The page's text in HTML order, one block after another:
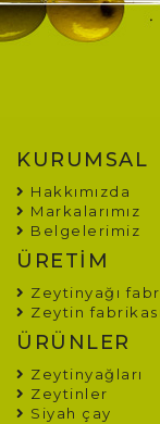
KURUMSAL
Hakkımızda
Markalarımız
Belgelerimiz
ÜRETİM
Zeytinyağı
Zeytin fabrikası
ÜRÜNLER
Zeytinyağları
Zeytinler
Siyah çay